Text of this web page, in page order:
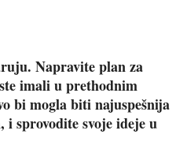
Napravite plan za
imali u prethodnim
bi mogla biti najuspešnija
i sprovodite svoje ideje u